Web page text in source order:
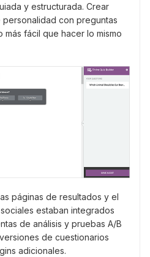
y estructurada. Crear
con preguntas
fácil que hacer lo mismo
páginas de resultados y el
estaban integrados
de análisis y pruebas A/B
de cuestionarios
adicionales.